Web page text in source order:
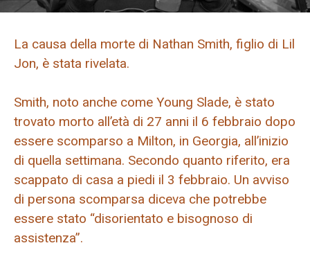
La causa della morte di Nathan Smith, figlio di Lil
Jon, è stata rivelata.
Smith, noto anche come Young Slade, è stato
trovato morto all’età di 27 anni il 6 febbraio dopo
essere scomparso a Milton, in Georgia, all’inizio
di quella settimana. Secondo quanto riferito, era
scappato di casa a piedi il 3 febbraio. Un avviso
di persona scomparsa diceva che potrebbe
essere stato “disorientato e bisognoso di
assistenza”.